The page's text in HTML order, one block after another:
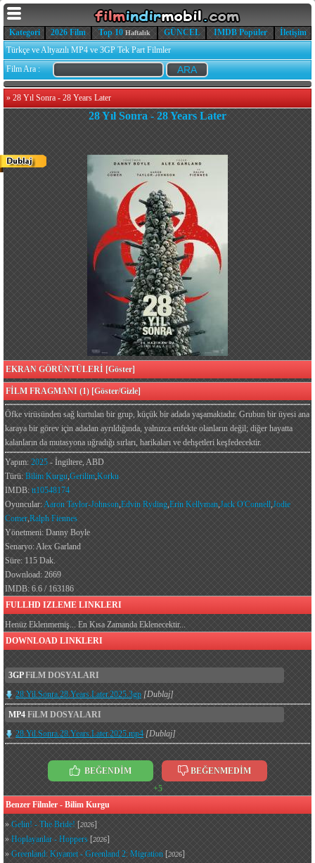
Kategori 2026 Film Top 10 Haftalık GÜNCEL IMDB Popüler
İletişim
Türkçe ve Altyazılı MP4 ve 3GP Tek Part Filmler
Film Ara :
» 28 Yıl Sonra - 28 Years Later
28 Yıl Sonra - 28 Years Later
EKRAN GÖRÜNTÜLERİ [Göster]
FİLM FRAGMANI (1) [Göster/Gizle]
Öfke virüsünden sağ kurtulan bir grup, küçük bir adada yaşamaktadır. Grubun bir üyesi ana
karaya bir görev için adadan ayrıldığında, yalnızca enfekte olanların değil; diğer hayatta
kalanların da mutasyona uğradığı sırları, harikaları ve dehşetleri keşfedecektir.
Yapım: 2025 - İngiltere, ABD
Türü: Bilim Kurgu,Gerilim,Korku
IMDB: tt10548174
Oyuncular:Aaron Taylor-Johnson,Edvin Ryding,Erin Kellyman,Jack O'Connell,Jodie
Comer,Ralph Fiennes
Yönetmeni: Danny Boyle
Senaryo: Alex Garland
Süre: 115 Dak.
Download: 2669
IMDB: 6.6 / 163186
FULLHD IZLEME LINKLERI
Henüz Eklenmemiş... En Kısa Zamanda Eklenecektir...
DOWNLOAD LINKLERI
3GPFiLM DOSYALARI
28.Yil.Sonra.28.Years.Later.2025.3gp [Dublaj]
MP4 FiLM DOSYALARI
28.Yil.Sonra.28.Years.Later.2025.mp4 [Dublaj]
BEĞENDİM
BEĞENMEDİM
+5
Benzer Filmler - Bilim Kurgu
» Gelin! - The Bride! [2026]
» Hoplayanlar - Hoppers [2026]
» Greenland: Kıyamet - Greenland 2: Migration [2026]